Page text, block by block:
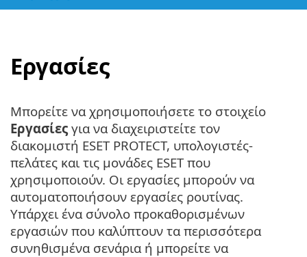
Εργασίες
Μπορείτε να χρησιμοποιήσετε το στοιχείο
Εργασίες για να διαχειριστείτε τον
διακομιστή ESET PROTECT, υπολογιστές-
πελάτες και τις μονάδες ESET που
χρησιμοποιούν. Οι εργασίες μπορούν να
αυτοματοποιήσουν εργασίες ρουτίνας.
Υπάρχει ένα σύνολο προκαθορισμένων
εργασιών που καλύπτουν τα περισσότερα
συνηθισμένα σενάρια ή μπορείτε να